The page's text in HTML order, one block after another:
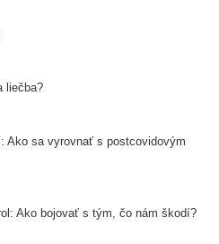
liečba?
Ako sa vyrovnať s postcovidovým
Ako bojovať s tým, čo nám škodí?